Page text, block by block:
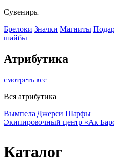
Сувениры
Брелоки Значки Магниты
шайбы
Атрибутика
смотреть все
Вся атрибутика
Вымпела Джерси Шарфы
Экипировочный центр «Ак
Каталог